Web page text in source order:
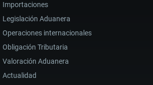
Importaciones
Legislación Aduanera
Operaciones internacionales
Obligación Tributaria
Valoración Aduanera
Actualidad